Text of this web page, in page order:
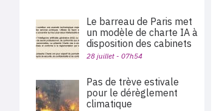
Le barreau de Paris met
un modèle de charte IA à
disposition des cabinets
28 juillet - 07h54
Pas de trève estivale
pour le dérèglement
climatique